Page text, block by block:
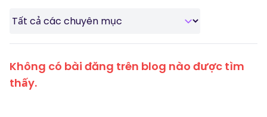
Blog
Ebooks
Hội thảo trực tuyến
Podcasts
Về chúng tôi
Trung tâm trợ giúp
Cổng Thông Tin Đối Tác
Không có bài đăng trên blog nào được tìm
thấy.